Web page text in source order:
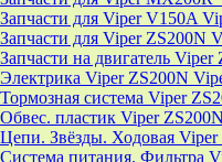
Запчасти для Viper V150A
Запчасти для Viper ZS200N
Запчасти на двигатель
Электрика Viper ZS200N
Тормозная система Viper
Обвес. пластик Viper
Цепи. Звёзды. Ходовая
Система питания. Фильтра